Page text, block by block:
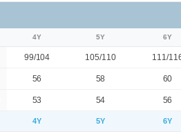
4Y 5Y 6Y
99/104 105/110 111/
56 58 60
53 54 56
4Y 5Y 6Y